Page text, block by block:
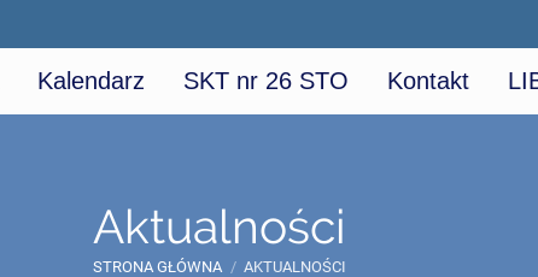
Kalendarz SKT nr 26 STO Kontakt
Aktualności
STRONA GŁÓWNA / AKTUALNOŚCI